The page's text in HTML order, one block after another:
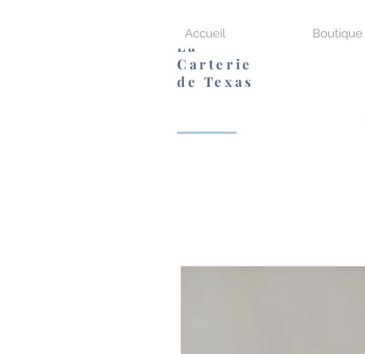
La
Carterie
de Texas
Accueil Boutique